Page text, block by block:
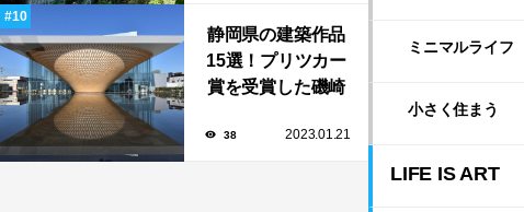
静岡県の建築作品
15選！プリツカー
賞を受賞した磯崎
建築家が手掛けた
38 2023.01.21
ミニマルライフ
小さく住まう
LIFE IS ART